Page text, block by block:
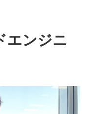
エンジニ